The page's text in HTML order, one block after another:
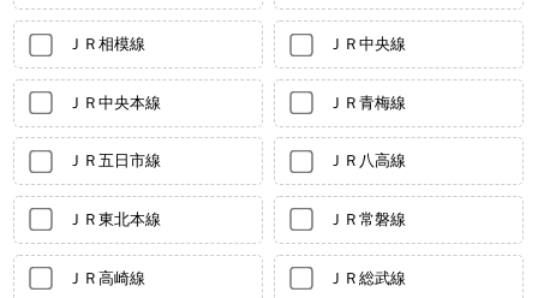
ＪＲ相模線 ＪＲ中央線
ＪＲ中央本線 ＪＲ青梅線
ＪＲ五日市線 ＪＲ八高線
ＪＲ東北本線 ＪＲ常磐線
ＪＲ高崎線 ＪＲ総武線